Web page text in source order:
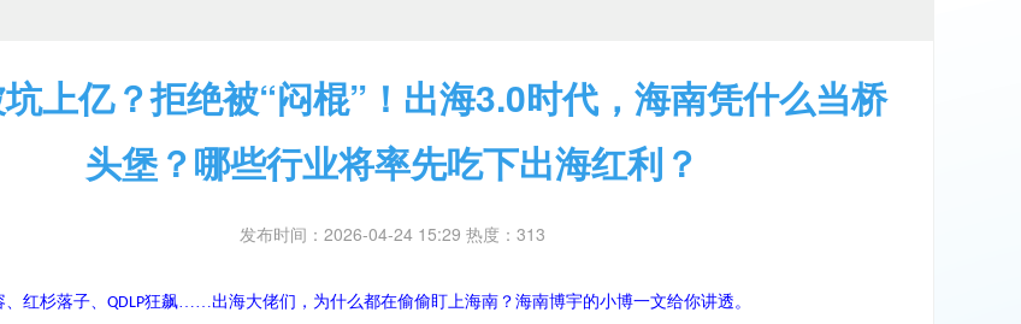
上亿？拒绝被“闷棍”！出海3.0时代，海南凭什么当桥
头堡？哪些行业将率先吃下出海红利？
发布时间：2026-04-24 15:29 热度：313
红杉落子、 QDLP狂飙……出海大佬们，为什么都在偷偷盯上海南？ 海南博宇的小博一文给你讲透。